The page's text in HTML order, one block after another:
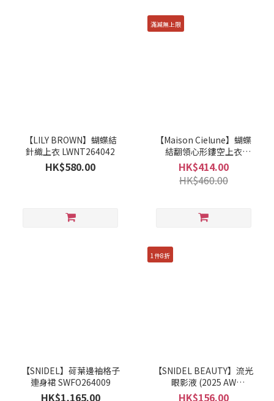
【LILY BROWN】蝴蝶結
針織上衣 LWNT264042
HK$580.00
滿減無上限
【Maison Cielune】蝴蝶
結翻領心形鏤空上衣
MWBD262677
HK$414.00
HK$460.00
【SNIDEL】荷葉邊袖格子
連身裙 SWFO264009
HK$1,165.00
1件8折
【SNIDEL BEAUTY】流光
眼影液 (2025 AW
COLLECTION)
HK$156.00